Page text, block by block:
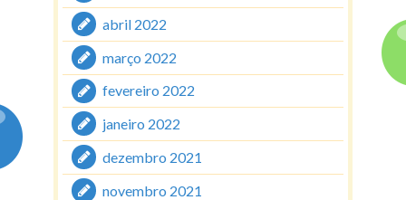
abril 2022
março 2022
fevereiro 2022
janeiro 2022
dezembro 2021
novembro 2021